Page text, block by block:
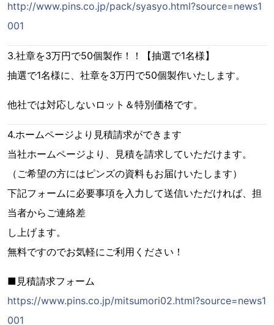
http://www.pins.co.jp/pack/syasyo.html?source=news1
001
3.社章を3万円で50個製作！！【抽選で1名様】
抽選で1名様に、社章を3万円で50個製作いたします。
他社では対応しないロット＆特別価格です。
4.ホームページより見積請求ができます
当社ホームページより、見積を請求していただけます。
（ご希望の方にはピンズの資料もお届けいたします）
下記フォームに必要事項を入力して送信いただければ、担
当者からご連絡差
し上げます。
無料ですのでお気軽にご利用ください！
■見積請求フォーム
https://www.pins.co.jp/mitsumori02.html?source=news1
001